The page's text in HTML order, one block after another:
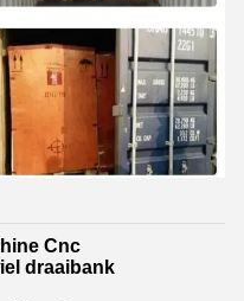
Cnc
draaibank